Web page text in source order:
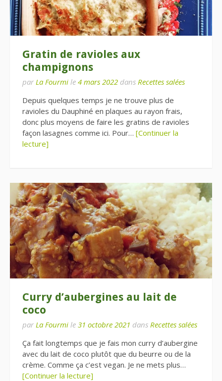
Gratin de ravioles aux
champignons
par La Fourmi le 4 mars 2022 dans Recettes salées
Depuis quelques temps je ne trouve plus de
ravioles du Dauphiné en plaques au rayon frais,
donc plus moyens de faire les gratins de ravioles
façon lasagnes comme ici. Pour… [Continuer la
lecture]
Curry d’aubergines au lait de
coco
par La Fourmi le 31 octobre 2021 dans Recettes salées
Ça fait longtemps que je fais mon curry d’aubergine
avec du lait de coco plutôt que du beurre ou de la
crème. Comme ça c’est vegan. Je ne mets plus…
[Continuer la lecture]